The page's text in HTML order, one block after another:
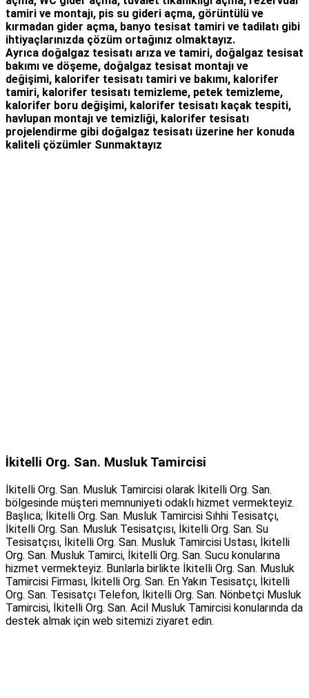
tamiri ve montajı, pis su gideri açma, görüntülü ve
kırmadan gider açma, banyo tesisat tamiri ve tadilatı gibi
ihtiyaçlarınızda çözüm ortağınız olmaktayız.
Ayrıca doğalgaz tesisatı arıza ve tamiri, doğalgaz tesisat
bakımı ve döşeme, doğalgaz tesisat montajı ve
değişimi, kalorifer tesisatı tamiri ve bakımı, kalorifer
tamiri, kalorifer tesisatı temizleme, petek temizleme,
kalorifer boru değişimi, kalorifer tesisatı kaçak tespiti,
havlupan montajı ve temizliği, kalorifer tesisatı
projelendirme gibi doğalgaz tesisatı üzerine her konuda
kaliteli çözümler Sunmaktayız
İkitelli Org. San. Musluk Tamircisi
İkitelli Org. San. Musluk Tamircisi olarak İkitelli Org. San.
bölgesinde müşteri memnuniyeti odaklı hizmet vermekteyiz.
Başlıca; İkitelli Org. San. Musluk Tamircisi Sıhhi Tesisatçı,
İkitelli Org. San. Musluk Tesisatçısı, İkitelli Org. San. Su
Tesisatçısı, İkitelli Org. San. Musluk Tamircisi Ustası, İkitelli
Org. San. Musluk Tamirci, İkitelli Org. San. Sucu konularına
hizmet vermekteyiz. Bunlarla birlikte İkitelli Org. San. Musluk
Tamircisi Firması, İkitelli Org. San. En Yakın Tesisatçı, İkitelli
Org. San. Tesisatçı Telefon, İkitelli Org. San. Nönbetçi Musluk
Tamircisi, İkitelli Org. San. Acil Musluk Tamircisi konularında da
destek almak için web sitemizi ziyaret edin.